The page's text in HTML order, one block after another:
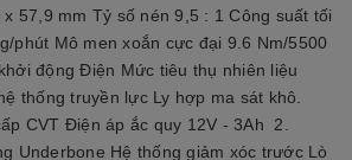
57,9 mm Tỷ số nén 9,5 : 1 Công suất tối
phút Mô men xoắn cực đại 9.6 Nm/5500
động Điện Mức tiêu thụ nhiên liệu
thống truyền lực Ly hợp ma sát khô.
CVT Điện áp ắc quy 12V - 3Ah 2.
Underbone Hệ thống giảm xóc trước Lò